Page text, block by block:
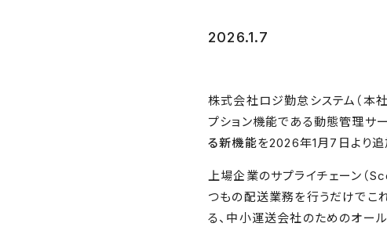
2026.1.7
株式会社ロジ勤怠システム（本
プション機能である動態管理サー
る新機能を2026年1月7日より追
上場企業のサプライチェーン（
つもの配送業務を行うだけでこ
る、中小運送会社のためのオール